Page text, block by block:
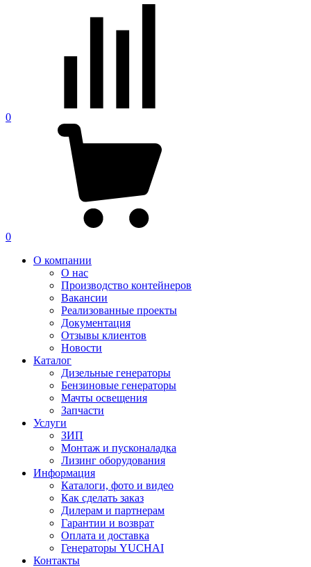
0
0
О компании
О нас
Производство контейнеров
Вакансии
Реализованные проекты
Документация
Отзывы клиентов
Новости
Каталог
Дизельные генераторы
Бензиновые генераторы
Мачты освещения
Запчасти
Услуги
ЗИП
Монтаж и пусконаладка
Лизинг оборудования
Информация
Каталоги, фото и видео
Как сделать заказ
Дилерам и партнерам
Гарантии и возврат
Оплата и доставка
Генераторы YUCHAI
Контакты